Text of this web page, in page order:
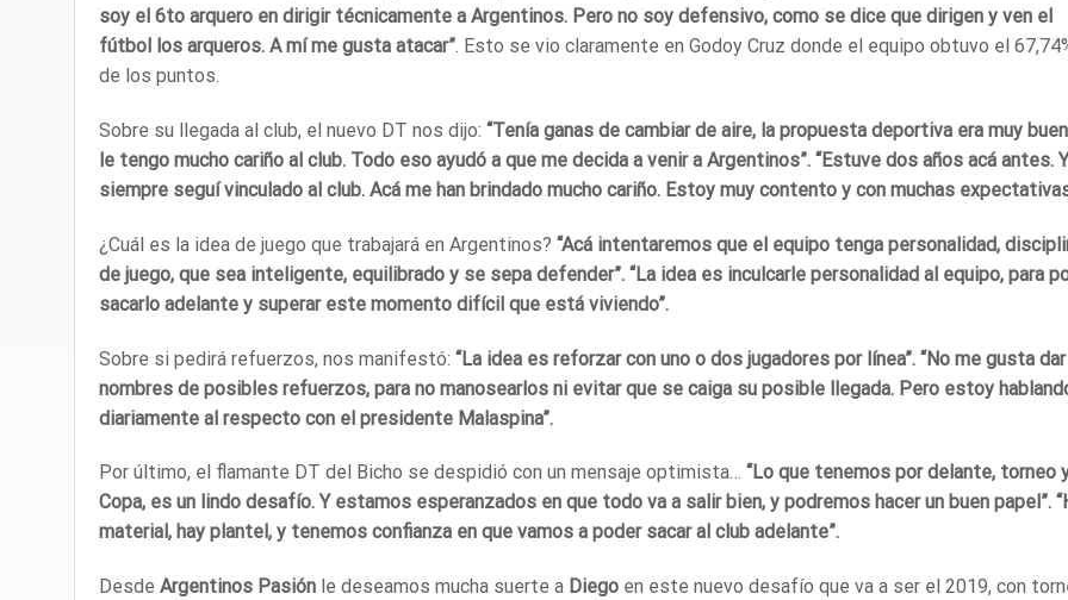
soy el 6to arquero en dirigir técnicamente a Argentinos. Pero no soy defensivo, como se dice que dirigen y ven el
fútbol los arqueros. A mí me gusta atacar”. Esto se vio claramente en Godoy Cruz donde el equipo obtuvo el
de los puntos.
Sobre su llegada al club, el nuevo DT nos dijo: “Tenía ganas de cambiar de aire, la propuesta deportiva era muy
le tengo mucho cariño al club. Todo eso ayudó a que me decida a venir a Argentinos”. “Estuve dos años acá antes. Y
siempre seguí vinculado al club. Acá me han brindado mucho cariño. Estoy muy contento y con muchas
¿Cuál es la idea de juego que trabajará en Argentinos? “Acá intentaremos que el equipo tenga personalidad,
de juego, que sea inteligente, equilibrado y se sepa defender”. “La idea es inculcarle personalidad al equipo, para
sacarlo adelante y superar este momento difícil que está viviendo”.
Sobre si pedirá refuerzos, nos manifestó: “La idea es reforzar con uno o dos jugadores por línea”. “No me gusta dar
nombres de posibles refuerzos, para no manosearlos ni evitar que se caiga su posible llegada. Pero estoy
diariamente al respecto con el presidente Malaspina”.
Por último, el flamante DT del Bicho se despidió con un mensaje optimista… “Lo que tenemos por delante, torneo
Copa, es un lindo desafío. Y estamos esperanzados en que todo va a salir bien, y podremos hacer un buen papel”.
material, hay plantel, y tenemos confianza en que vamos a poder sacar al club adelante”.
Desde Argentinos Pasión le deseamos mucha suerte a Diego en este nuevo desafío que va a ser el 2019, con